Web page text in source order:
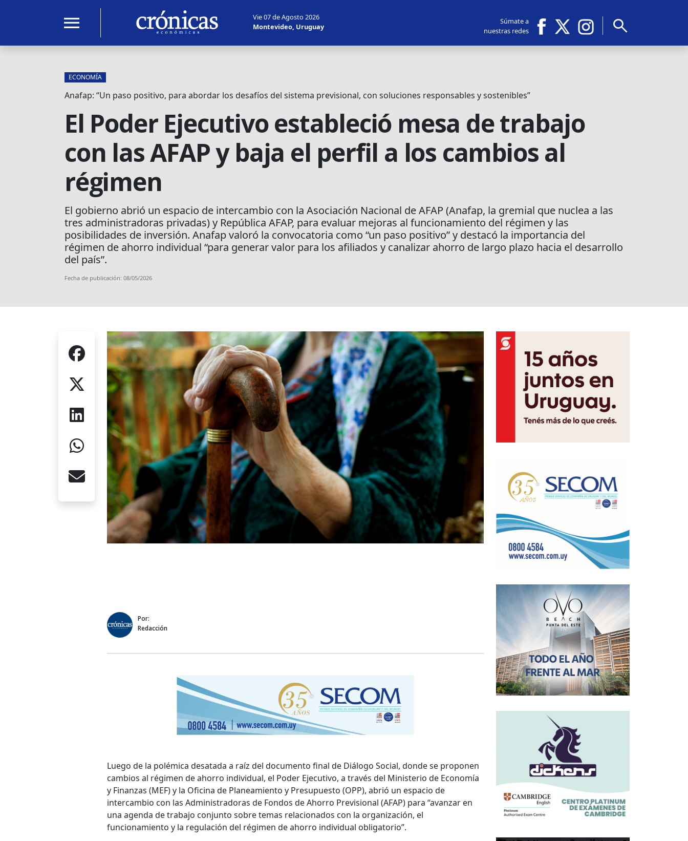
menu
Vie 07 de Agosto 2026
Montevideo, Uruguay
Súmate a
nuestras redes
search
ECONOMÍA
Anafap: “Un paso positivo, para abordar los desafíos del sistema previsional, con soluciones responsables y sostenibles”
El Poder Ejecutivo estableció mesa de trabajo
con las AFAP y baja el perfil a los cambios al
régimen
El gobierno abrió un espacio de intercambio con la Asociación Nacional de AFAP (Anafap, la gremial que nuclea a las
tres administradoras privadas) y República AFAP, para evaluar mejoras al funcionamiento del régimen y las
posibilidades de inversión. Anafap valoró la convocatoria como “un paso positivo” y destacó la importancia del
régimen de ahorro individual “para generar valor para los afiliados y canalizar ahorro de largo plazo hacia el desarrollo
del país”.
Fecha de publicación: 08/05/2026
Por:
Redacción
Luego de la polémica desatada a raíz del documento final de Diálogo Social, donde se proponen
cambios al régimen de ahorro individual, el Poder Ejecutivo, a través del Ministerio de Economía
y Finanzas (MEF) y la Oficina de Planeamiento y Presupuesto (OPP), abrió un espacio de
intercambio con las Administradoras de Fondos de Ahorro Previsional (AFAP) para “avanzar en
una agenda de trabajo conjunto sobre temas relacionados con la organización, el
funcionamiento y la regulación del régimen de ahorro individual obligatorio”.